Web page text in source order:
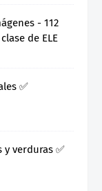
- 112
de ELE
✅
y verduras ✅